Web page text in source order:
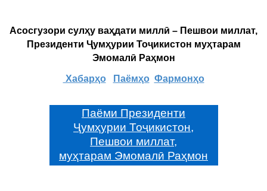
Асосгузори сулҳу ваҳдати миллӣ – Пешвои миллат,
Президенти Ҷумҳурии Тоҷикистон муҳтарам
Эмомалӣ Раҳмон
Хабарҳо Паёмҳо Фармонҳо
Паёми Президенти
Ҷумҳурии Тоҷикистон,
Пешвои миллат,
муҳтарам Эмомалӣ Раҳмон